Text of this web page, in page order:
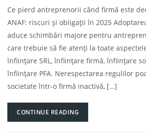
Ce pierd antreprenorii când firmă este
ANAF: riscuri și obligații în 2025
aduce schimbări majore pentru
care trebuie să fie atenți la toate
înființare SRL, înființare firmă, înființare
înființare PFA. Nerespectarea regulilor
societate într-o firmă inactivă, […]
CONTINUE READING